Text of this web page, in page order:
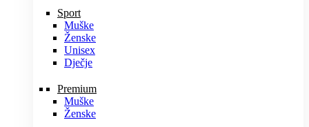
Sport
Muške
Ženske
Unisex
Dječje
Premium
Muške
Ženske